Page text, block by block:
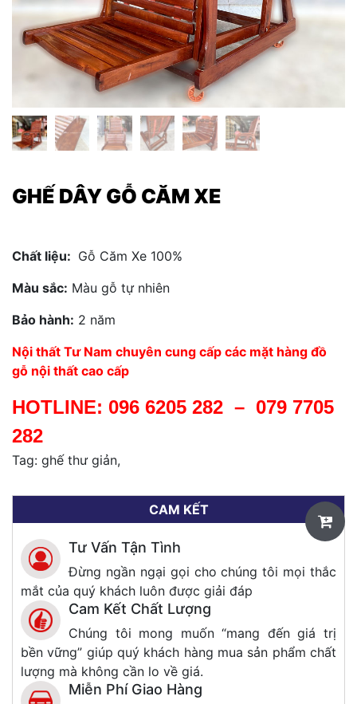
GHẾ DÂY GỖ CĂM XE
Chất liệu: Gỗ Căm Xe 100%
Màu sắc: Màu gỗ tự nhiên
Bảo hành: 2 năm
Nội thất Tư Nam chuyên cung cấp các mặt hàng đồ
gỗ nội thất cao cấp
HOTLINE: 096 6205 282 – 079 7705
282
Tag: ghế thư giản,
CAM KẾT
Tư Vấn Tận Tình
Đừng ngần ngại gọi cho chúng tôi mọi thắc
mắt của quý khách luôn được giải đáp
Cam Kết Chất Lượng
Chúng tôi mong muốn “mang đến giá trị
bền vững” giúp quý khách hàng mua sản phẩm chất
lượng mà không cần lo về giá.
Miễn Phí Giao Hàng